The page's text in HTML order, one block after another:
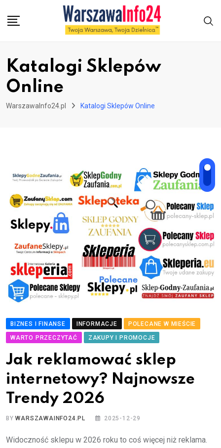
Katalogi Sklepów
Online
WarszawaInfo24.pl Katalogi Sklepów Online
BIZNES I FINANSE INFORMACJE
POLECANE W MIEŚCIE
WARTO PRZECZYTAĆ
ZAKUPY I PROMOCJE
Jak reklamować sklep
internetowy? Najnowsze
Trendy 2026
BYWARSZAWAINFO24.PL 2025-12-29
Widoczność sklepu w 2026 roku to coś więcej niż reklama.